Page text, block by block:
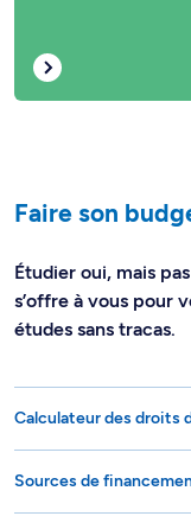
Faire son
Étudier oui, mais
s’offre à vous pour
études sans tracas.
Calculateur des droits
Sources de